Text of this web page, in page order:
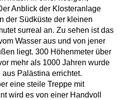
Anblick der Klosteranlage
der Südküste der kleinen
surreal an. Zu sehen ist das
Wasser aus und von jener
liegt. 300 Höhenmeter über
mehr als 1000 Jahren wurde
Palästina errichtet.
eine steile Treppe mit
wird es von einer Handvoll